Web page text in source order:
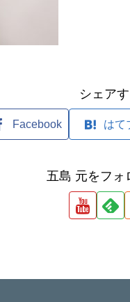
シェア
Facebook はて
五島 元をフォ